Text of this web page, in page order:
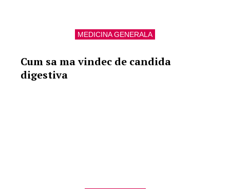
MEDICINA GENERALA
Cum sa ma vindec de candida
digestiva